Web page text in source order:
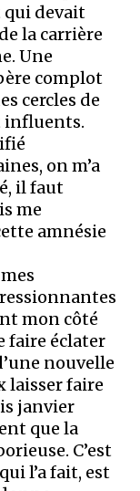
qui devait
la carrière
Une
complot
cercles de
influents.
on m’a
il faut
me
amnésie
mon côté
faire éclater
nouvelle
laisser faire
janvier
que la
C’est
l’a fait, est